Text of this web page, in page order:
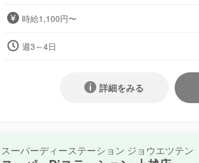
時給1,100円〜
週3～4日
詳細をみる
スーパーディーステーション ジョウエツテン